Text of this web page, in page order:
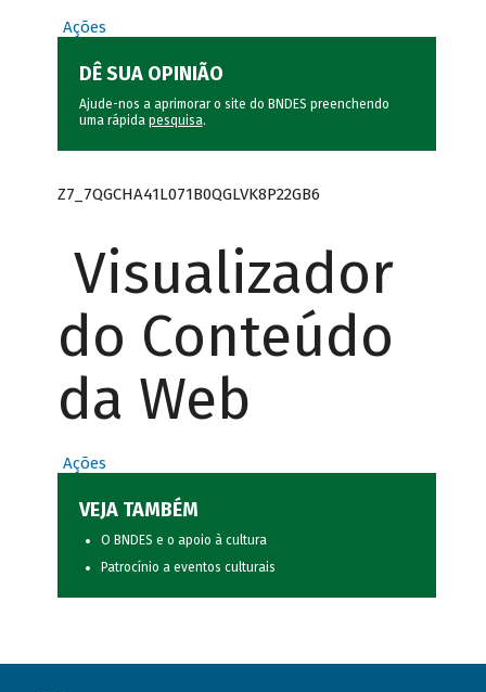
Ações
DÊ SUA OPINIÃO
Ajude-nos a aprimorar o site do BNDES preenchendo
uma rápida pesquisa.
Z7_7QGCHA41L071B0QGLVK8P22GB6
Visualizador
do Conteúdo
da Web
Ações
VEJA TAMBÉM
O BNDES e o apoio à cultura
Patrocínio a eventos culturais